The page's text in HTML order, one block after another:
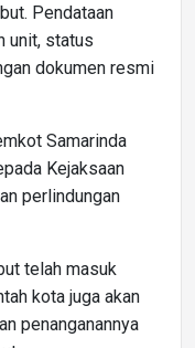
Pendataan
unit, status
dokumen resmi
Samarinda
Kejaksaan
perlindungan
telah masuk
kota juga akan
penanganannya